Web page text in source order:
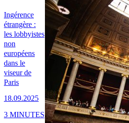
Ingérence
étrangère :
les lobbyistes
non
européens
dans le
viseur de
Paris
18.09.2025
3 MINUTES